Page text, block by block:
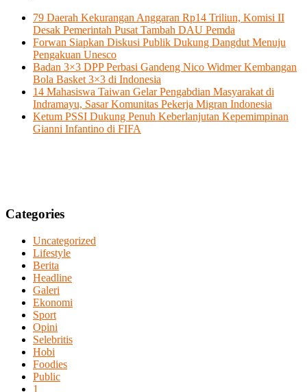
79 Daerah Kekurangan Anggaran Rp14 Triliun, Komisi II
Desak Pemerintah Pusat Tambah DAU Pemda
Forwan Siapkan Diskusi Publik Dukung Dangdut Menuju
Pengakuan Unesco
Badan 3×3 DPP Perbasi Gandeng Nico Widmer Kembangan
Bola Basket 3×3 di Indonesia
14 Mahasiswa Taiwan Gelar Pengabdian Masyarakat di
Indramayu, Sasar Komunitas Pekerja Migran Indonesia
Ketum PSSI Dukung Penuh Keberlanjutan Kepemimpinan
Gianni Infantino di FIFA
Categories
Uncategorized
Lifestyle
Berita
Headline
Galeri
Ekonomi
Sport
Opini
Selebritis
Hobi
Foodies
Public
1